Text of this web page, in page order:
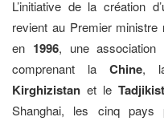
L’initiative de la création
revient au Premier
en 1996, une
comprenant laChine,
Kirghizistan et le
Shanghai, les cinq pays